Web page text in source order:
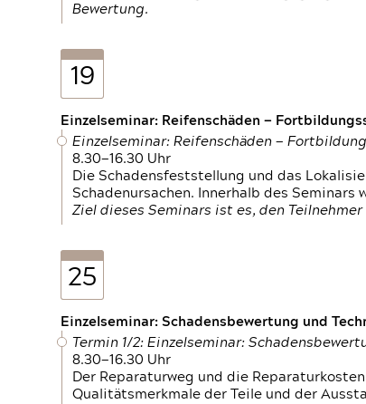
Bewertung.
19
Einzelseminar: Reifenschäden —
Einzelseminar: Reifenschäden —
8.30—16.30 Uhr
Die Schadensfeststellung und das
Schadenursachen. Innerhalb des
Ziel dieses Seminars ist es, den
25
Einzelseminar: Schadensbewertung und
Termin 1/2: Einzelseminar:
8.30—16.30 Uhr
Der Reparaturweg und die
Qualitätsmerkmale der Teile und der